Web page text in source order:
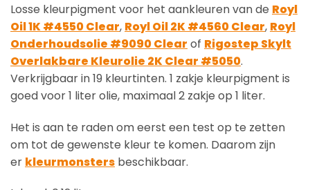
Losse kleurpigment voor het aankleuren van de Royl
Oil 1K #4550 Clear, Royl Oil 2K #4560 Clear, Royl
Onderhoudsolie #9090 Clear of Rigostep Skylt
Overlakbare Kleurolie 2K Clear #5050.
Verkrijgbaar in 19 kleurtinten. 1 zakje kleurpigment is
goed voor 1 liter olie, maximaal 2 zakje op 1 liter.
Het is aan te raden om eerst een test op te zetten
om tot de gewenste kleur te komen. Daarom zijn
er kleurmonsters beschikbaar.